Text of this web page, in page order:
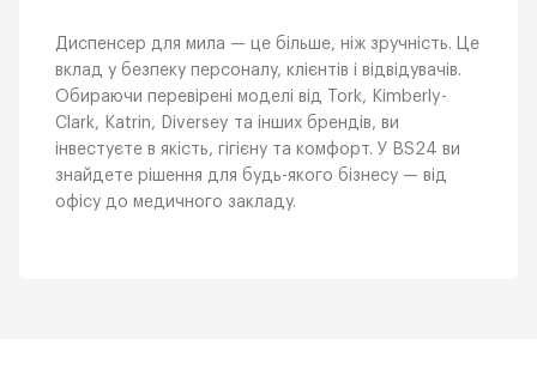
Диспенсер для мила — це більше, ніж зручність. Це
вклад у безпеку персоналу, клієнтів і відвідувачів.
Обираючи перевірені моделі від Tork, Kimberly-
Clark, Katrin, Diversey та інших брендів, ви
інвестуєте в якість, гігієну та комфорт. У BS24 ви
знайдете рішення для будь-якого бізнесу — від
офісу до медичного закладу.